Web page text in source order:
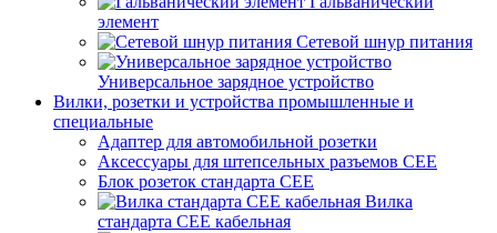
элемент
Сетевой шнур питания
Универсальное зарядное устройство
Вилки, розетки и устройства промышленные и
специальные
Адаптер для автомобильной розетки
Аксессуары для штепсельных разъемов CEE
Блок розеток стандарта CEE
Вилка
стандарта CEE кабельная